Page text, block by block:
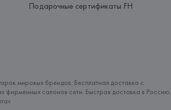
Подарочные сертификаты FH
мировых брендов. Бесплатная доставка с
салонов сети. Быстрая доставка в Россию.
»